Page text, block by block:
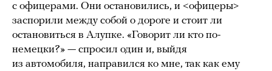
с офицерами. Они остановились, и <офицеры>
заспорили между собой о дороге и стоит ли
остановиться в Алупке. «Говорит ли кто по-
немецки?» — спросил один и, выйдя
из автомобиля, направился ко мне, так как ему